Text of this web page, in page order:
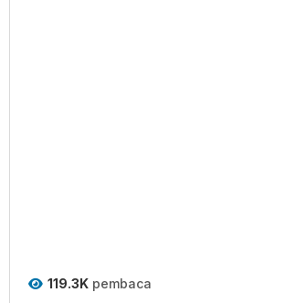
119.3K pembaca